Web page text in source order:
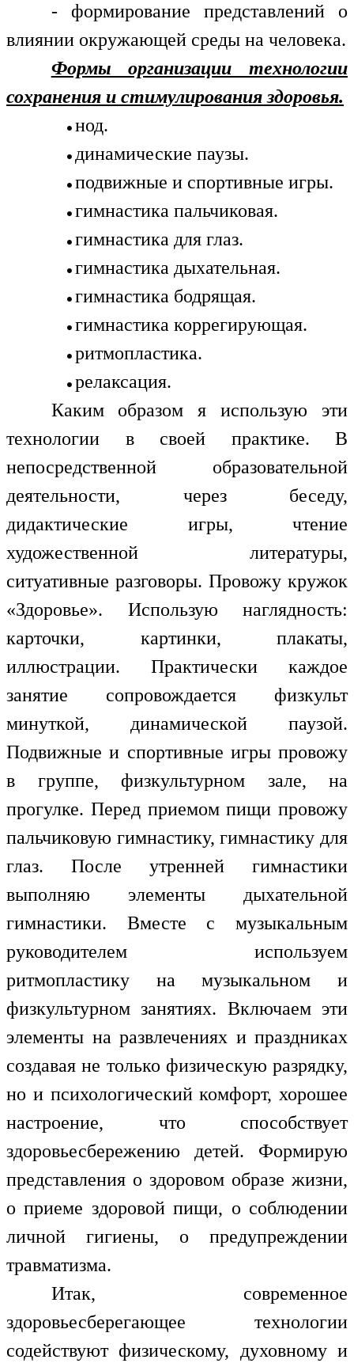
- формирование представлений о
влиянии окружающей среды на человека.
Формы организации технологии
сохранения и стимулирования здоровья.
нод.
динамические паузы.
подвижные и спортивные игры.
гимнастика пальчиковая.
гимнастика для глаз.
гимнастика дыхательная.
гимнастика бодрящая.
гимнастика коррегирующая.
ритмопластика.
релаксация.
Каким образом я использую эти
технологии в своей практике. В
непосредственной образовательной
деятельности, через беседу,
дидактические игры, чтение
художественной литературы,
ситуативные разговоры. Провожу кружок
«Здоровье». Использую наглядность:
карточки, картинки, плакаты,
иллюстрации. Практически каждое
занятие сопровождается физкульт
минуткой, динамической паузой.
Подвижные и спортивные игры провожу
в группе, физкультурном зале, на
прогулке. Перед приемом пищи провожу
пальчиковую гимнастику, гимнастику для
глаз. После утренней гимнастики
выполняю элементы дыхательной
гимнастики. Вместе с музыкальным
руководителем используем
ритмопластику на музыкальном и
физкультурном занятиях. Включаем эти
элементы на развлечениях и праздниках
создавая не только физическую разрядку,
но и психологический комфорт, хорошее
настроение, что способствует
здоровьесбережению детей. Формирую
представления о здоровом образе жизни,
о приеме здоровой пищи, о соблюдении
личной гигиены, о предупреждении
травматизма.
Итак, современное
здоровьесберегающее технологии
содействуют физическому, духовному и